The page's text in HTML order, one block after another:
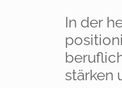
In der
stärken